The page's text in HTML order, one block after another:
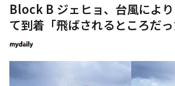
Block B ジェヒョ、台風によ
て到着「飛ばされるところだっ